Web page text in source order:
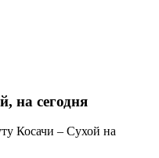
на сегодня
Косачи – Сухой на